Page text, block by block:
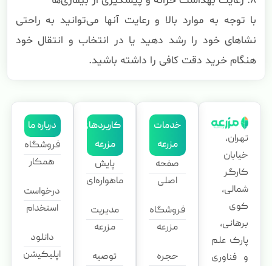
با توجه به موارد بالا و رعایت آنها می‌توانید به راحتی
نشاهای خود را رشد دهید یا در انتخاب و انتقال خود
هنگام خرید دقت کافی را داشته باشید.
تهران،
خیابان
کارگر
شمالی،
کوی
برهانی،
پارک علم
و فناوری
خدمات
مزرعه
صفحه
اصلی
فروشگاه
مزرعه
حجره
کاربردهای
مزرعه
پایش
ماهواره‌ای
مدیریت
مزرعه
توصیه
درباره ما
فروشگاه
همکار
درخواست
استخدام
دانلود
اپلیکیشن